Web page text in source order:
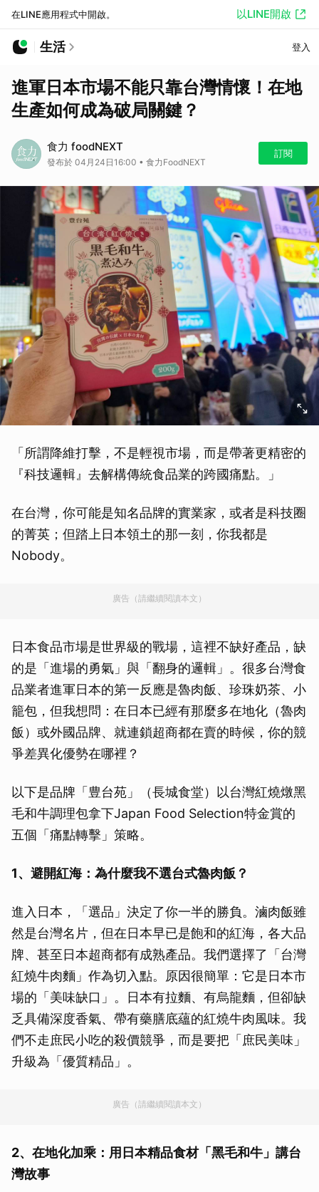
在LINE應用程式中開啟。 以LINE開啟
生活 登入
進軍日本市場不能只靠台灣情懷！在地
生產如何成為破局關鍵？
食力 foodNEXT
發布於 04月24日16:00 • 食力FoodNEXT
訂閱
「所謂降維打擊，不是輕視市場，而是帶著更精密的
『科技邏輯』去解構傳統食品業的跨國痛點。」
在台灣，你可能是知名品牌的實業家，或者是科技圈
的菁英；但踏上日本領土的那一刻，你我都是
Nobody。
廣告（請繼續閱讀本文）
日本食品市場是世界級的戰場，這裡不缺好產品，缺
的是「進場的勇氣」與「翻身的邏輯」。很多台灣食
品業者進軍日本的第一反應是魯肉飯、珍珠奶茶、小
籠包，但我想問：在日本已經有那麼多在地化（魯肉
飯）或外國品牌、就連鎖超商都在賣的時候，你的競
爭差異化優勢在哪裡？
以下是品牌「豊台苑」（長城食堂）以台灣紅燒燉黑
毛和牛調理包拿下Japan Food Selection特金賞的
五個「痛點轉擊」策略。
1、避開紅海：為什麼我不選台式魯肉飯？
進入日本，「選品」決定了你一半的勝負。滷肉飯雖
然是台灣名片，但在日本早已是飽和的紅海，各大品
牌、甚至日本超商都有成熟產品。我們選擇了「台灣
紅燒牛肉麵」作為切入點。原因很簡單：它是日本市
場的「美味缺口」。日本有拉麵、有烏龍麵，但卻缺
乏具備深度香氣、帶有藥膳底蘊的紅燒牛肉風味。我
們不走庶民小吃的殺價競爭，而是要把「庶民美味」
升級為「優質精品」。
廣告（請繼續閱讀本文）
2、在地化加乘：用日本精品食材「黑毛和牛」講台
灣故事